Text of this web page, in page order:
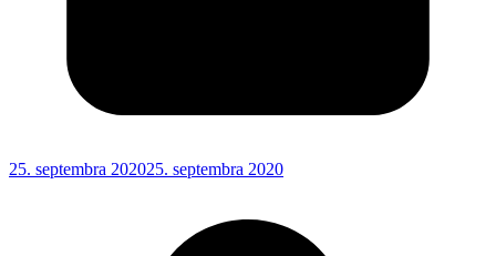
25. septembra 202025. septembra 2020